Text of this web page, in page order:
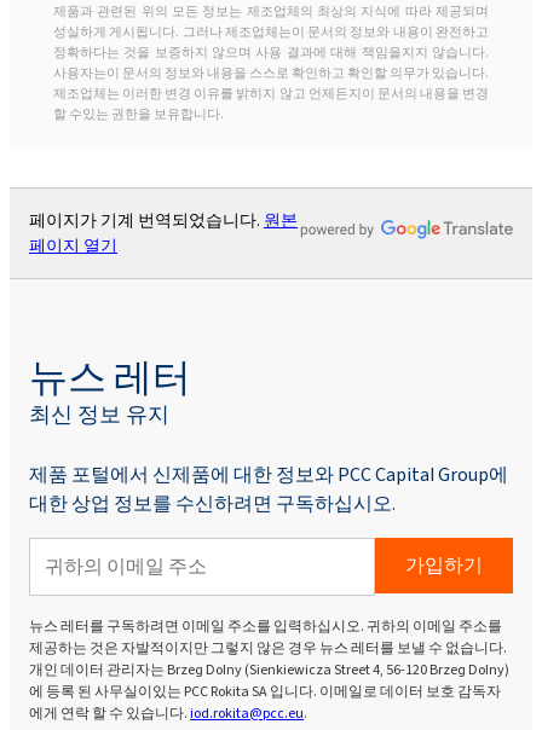
제품과 관련된 위의 모든 정보는 제조업체의 최상의 지식에 따라 제공되며
성실하게 게시됩니다. 그러나 제조업체는이 문서의 정보와 내용이 완전하고
정확하다는 것을 보증하지 않으며 사용 결과에 대해 책임을지지 않습니다.
사용자는이 문서의 정보와 내용을 스스로 확인하고 확인할 의무가 있습니다.
제조업체는 이러한 변경 이유를 밝히지 않고 언제든지이 문서의 내용을 변경
할 수있는 권한을 보유합니다.
페이지가 기계 번역되었습니다. 원본
페이지 열기
뉴스 레터
최신 정보 유지
제품 포털에서 신제품에 대한 정보와 PCC Capital Group에
대한 상업 정보를 수신하려면 구독하십시오.
가입하기
뉴스 레터를 구독하려면 이메일 주소를 입력하십시오. 귀하의 이메일 주소를
제공하는 것은 자발적이지만 그렇지 않은 경우 뉴스 레터를 보낼 수 없습니다.
개인 데이터 관리자는 Brzeg Dolny (Sienkiewicza Street 4, 56-120 Brzeg Dolny)
에 등록 된 사무실이있는 PCC Rokita SA 입니다. 이메일로 데이터 보호 감독자
에게 연락 할 수 있습니다.iod.rokita@pcc.eu.